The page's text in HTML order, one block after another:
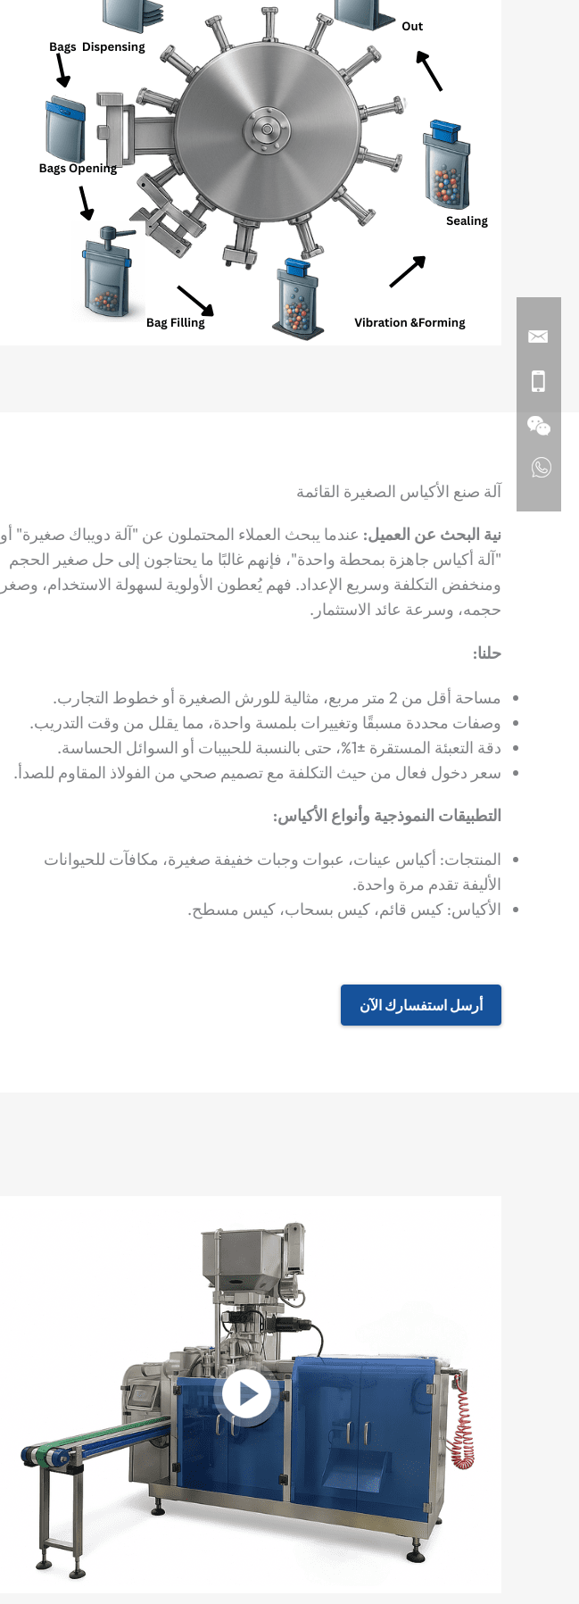
آلة صنع الأكياس الصغيرة القائمة
نية البحث عن العميل: عندما يبحث العملاء المحتملون عن "آلة دويباك صغيرة" أو
"آلة أكياس جاهزة بمحطة واحدة"، فإنهم غالبًا ما يحتاجون إلى حل صغير الحجم
ومنخفض التكلفة وسريع الإعداد. فهم يُعطون الأولوية لسهولة الاستخدام، وصغر
حجمه، وسرعة عائد الاستثمار.
حلنا:
مساحة أقل من 2 متر مربع، مثالية للورش الصغيرة أو خطوط التجارب.
وصفات محددة مسبقًا وتغييرات بلمسة واحدة، مما يقلل من وقت التدريب.
دقة التعبئة المستقرة ±1%، حتى بالنسبة للحبيبات أو السوائل الحساسة.
سعر دخول فعال من حيث التكلفة مع تصميم صحي من الفولاذ المقاوم للصدأ.
التطبيقات النموذجية وأنواع الأكياس:
المنتجات: أكياس عينات، عبوات وجبات خفيفة صغيرة، مكافآت للحيوانات
الأليفة تقدم مرة واحدة.
الأكياس: كيس قائم، كيس بسحاب، كيس مسطح.
أرسل استفسارك الآن